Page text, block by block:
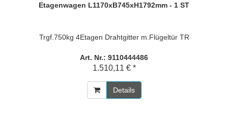
Etagenwagen L1170xB745xH1792mm - 1 ST
Trgf.750kg 4Etagen Drahtgitter m.Flügeltür TR
Art. Nr.: 9110444486
1.510,11 € *
Details